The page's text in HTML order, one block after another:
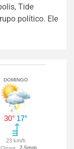
Tide
político. Ele